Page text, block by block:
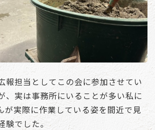
報担当としてこの会に参加させてい
、実は事務所にいることが多い私に
が実際に作業している姿を間近で見
験でした。